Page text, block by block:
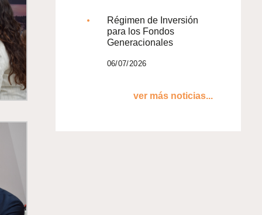
Régimen de Inversión
para los Fondos
Generacionales
06/07/2026
ver más noticias...